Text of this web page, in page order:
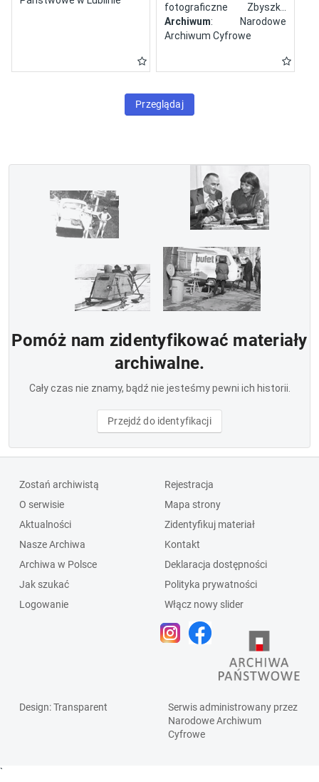
fotograficzne Zbyszka
Siemaszki
Archiwum: Narodowe
Archiwum Cyfrowe
Przeglądaj
Pomóż nam zidentyfikować materiały
archiwalne.
Cały czas nie znamy, bądź nie jesteśmy pewni ich historii.
Przejdź do identyfikacji
Zostań archiwistą
O serwisie
Aktualności
Nasze Archiwa
Archiwa w Polsce
Jak szukać
Logowanie
Rejestracja
Mapa strony
Zidentyfikuj materiał
Kontakt
Deklaracja dostępności
Polityka prywatności
Włącz nowy slider
Design: Transparent
Serwis administrowany przez
Narodowe Archiwum
Cyfrowe
`